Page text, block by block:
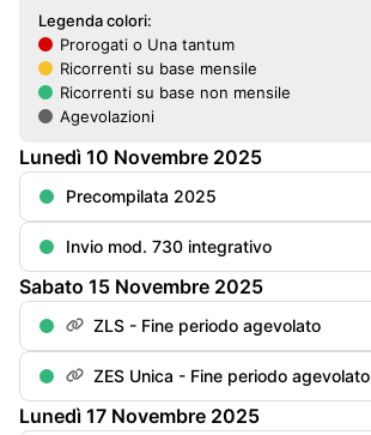
Legenda colori:
Prorogati o Una tantum
Ricorrenti su base mensile
Ricorrenti su base non mensile
Agevolazioni
Lunedì 10 Novembre 2025
Precompilata 2025
Invio mod. 730 integrativo
Sabato 15 Novembre 2025
ZLS - Fine periodo agevolato
ZES Unica - Fine periodo agevolato
Lunedì 17 Novembre 2025